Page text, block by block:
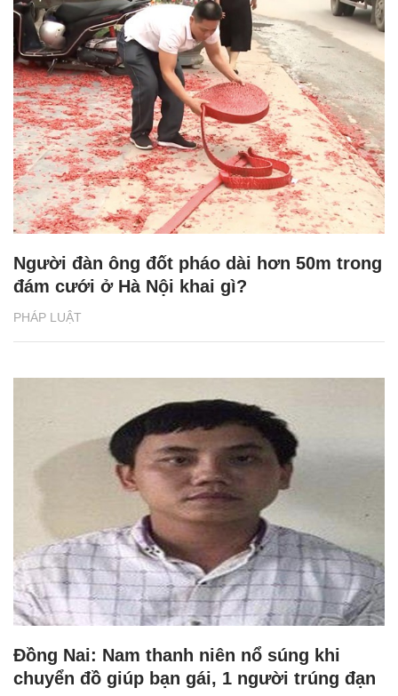
PHÁP LUẬT
Người đàn ông đốt pháo dài hơn 50m trong
đám cưới ở Hà Nội khai gì?
Đồng Nai: Nam thanh niên nổ súng khi
chuyển đồ giúp bạn gái, 1 người trúng đạn